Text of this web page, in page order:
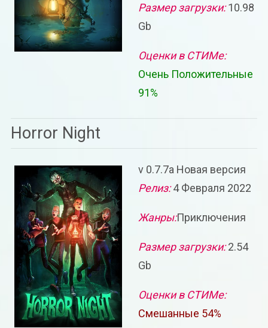
Размер загрузки:10.98
Gb
Оценки в СТИМе:
Очень Положительные
91%
Horror Night
v 0.7.7a Новая версия
Релиз:4 Февраля 2022
Жанры:Приключения
Размер загрузки:2.54
Gb
Оценки в СТИМе:
Смешанные 54%